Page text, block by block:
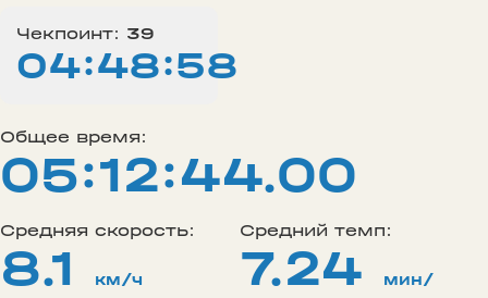
Чекпоинт: 39
04:48:58
Общее время:
05:12:44.00
Средняя скорость:
8.1 км/ч
Средний темп:
7.24 мин/